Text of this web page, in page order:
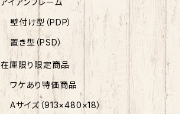
アイアンフレーム
壁付け型（PDP）
置き型（PSD）
在庫限り限定商品
ワケあり特価商品
Aサイズ（913×480×18）